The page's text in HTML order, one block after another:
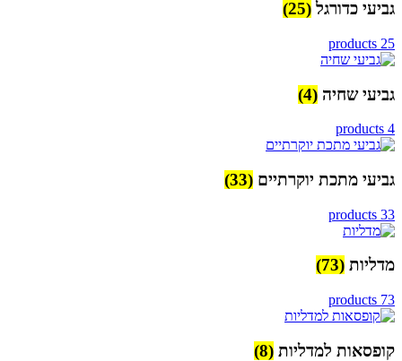
גביעי כדורגל (25)
25 products
גביעי שחיה (4)
4 products
גביעי מתכת יוקרתיים (33)
33 products
מדליות (73)
73 products
קופסאות למדליות (8)